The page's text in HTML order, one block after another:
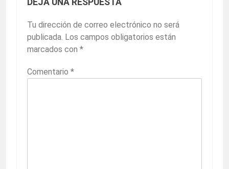
DEJA UNA RESPUESTA
Tu dirección de correo electrónico no será
publicada. Los campos obligatorios están
marcados con *
Comentario *